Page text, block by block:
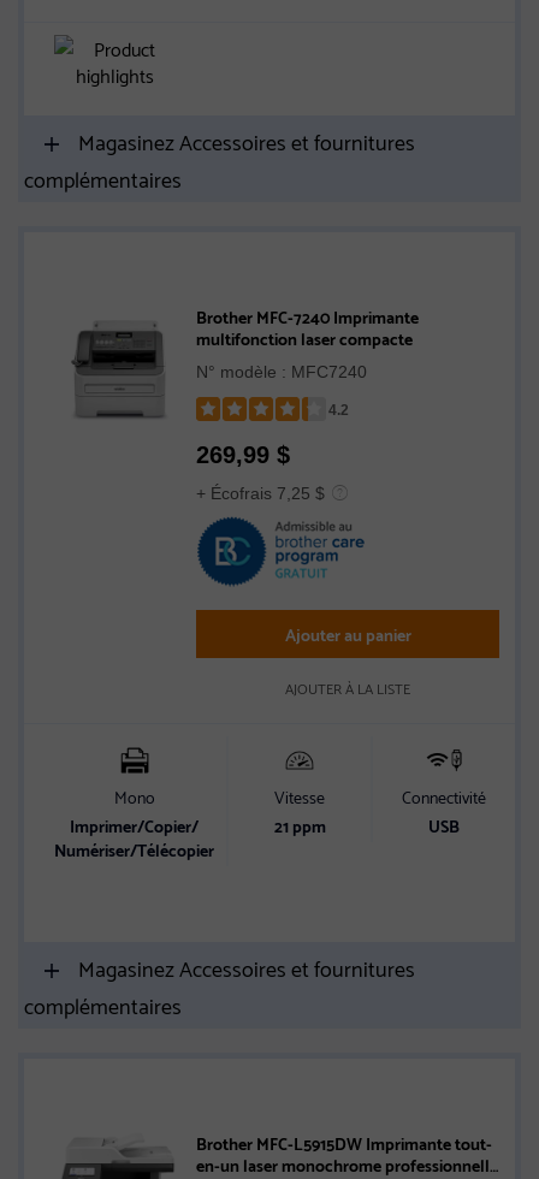
Magasinez Accessoires et fournitures
complémentaires
Brother MFC-7240 Imprimante
multifonction laser compacte
N° modèle : MFC7240
4.2
4.2
out
5
stars
269,99 $
+ Écofrais 7,25 $
Ajouter au panier
AJOUTER À LA LISTE
Mono
Imprimer/Copier/
Numériser/Télécopier
Vitesse
21 ppm
Connectivité
USB
Magasinez Accessoires et fournitures
complémentaires
Brother MFC-L5915DW Imprimante tout-
en-un laser monochrome professionnelle